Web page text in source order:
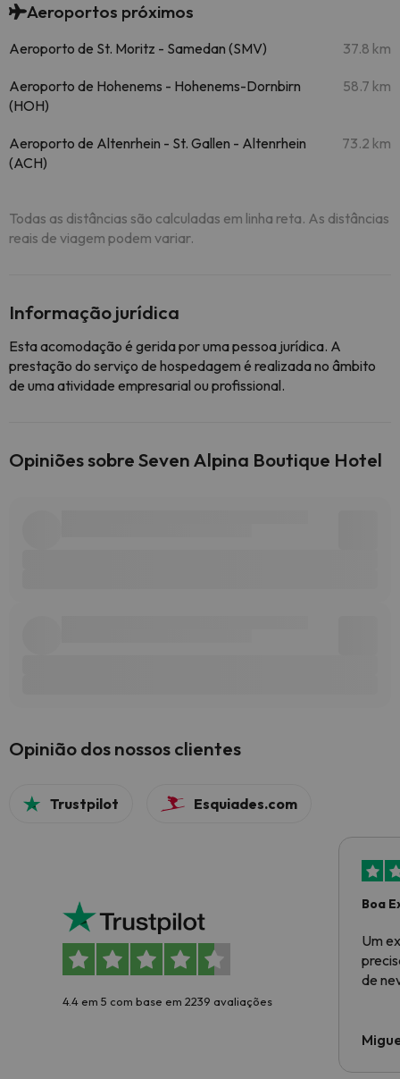
Aeroportos próximos
Aeroporto de St. Moritz - Samedan (SMV) 37.8 km
Aeroporto de Hohenems - Hohenems-Dornbirn
(HOH)
58.7 km
Aeroporto de Altenrhein - St. Gallen - Altenrhein
(ACH)
73.2 km
Todas as distâncias são calculadas em linha reta. As distâncias
reais de viagem podem variar.
Informação jurídica
Esta acomodação é gerida por uma pessoa jurídica. A
prestação do serviço de hospedagem é realizada no âmbito
de uma atividade empresarial ou profissional.
Opiniões sobre Seven Alpina Boutique Hotel
Opinião dos nossos clientes
Trustpilot Esquiades.com
4.4 em 5 com base em 2239 avaliações
Boa
Um
de